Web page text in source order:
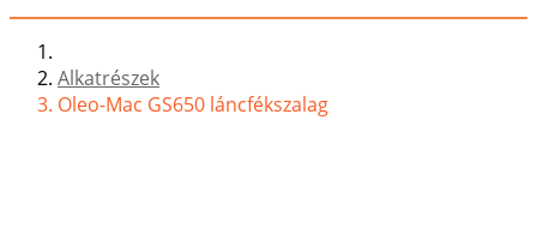
Alkatrészek
Oleo-Mac GS650 láncfékszalag